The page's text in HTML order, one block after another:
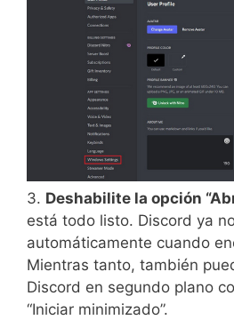
3. Deshabilite la opción
está todo listo. Discord ya
automáticamente cuando
Mientras tanto, también
Discord en segundo plano
“Iniciar minimizado”.